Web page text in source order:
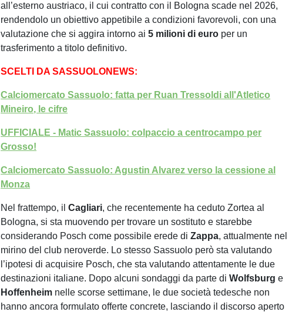
all’esterno austriaco, il cui contratto con il Bologna scade nel 2026,
rendendolo un obiettivo appetibile a condizioni favorevoli, con una
valutazione che si aggira intorno ai 5 milioni di euro per un
trasferimento a titolo definitivo.
SCELTI DA SASSUOLONEWS:
Calciomercato Sassuolo: fatta per Ruan Tressoldi all'Atletico
Mineiro, le cifre
UFFICIALE - Matic Sassuolo: colpaccio a centrocampo per
Grosso!
Calciomercato Sassuolo: Agustin Alvarez verso la cessione al
Monza
Nel frattempo, ilCagliari, che recentemente ha ceduto Zortea al
Bologna, si sta muovendo per trovare un sostituto e starebbe
considerando Posch come possibile erede diZappa, attualmente nel
mirino del club neroverde. Lo stesso Sassuolo però sta valutando
l’ipotesi di acquisire Posch, che sta valutando attentamente le due
destinazioni italiane. Dopo alcuni sondaggi da parte diWolfsburg e
Hoffenheim nelle scorse settimane, le due società tedesche non
hanno ancora formulato offerte concrete, lasciando il discorso aperto